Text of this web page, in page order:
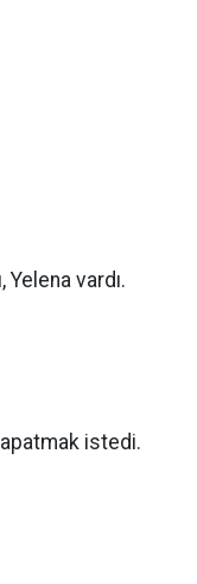
Yelena vardı.
istedi.